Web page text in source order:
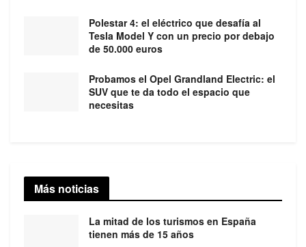
Polestar 4: el eléctrico que desafía al
Tesla Model Y con un precio por debajo
de 50.000 euros
Probamos el Opel Grandland Electric: el
SUV que te da todo el espacio que
necesitas
Más noticias
La mitad de los turismos en España
tienen más de 15 años